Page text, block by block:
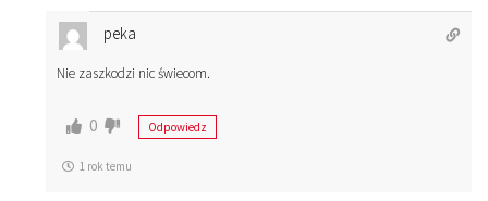
peka
Nie zaszkodzi nic świecom.
0 Odpowiedz
1 rok temu